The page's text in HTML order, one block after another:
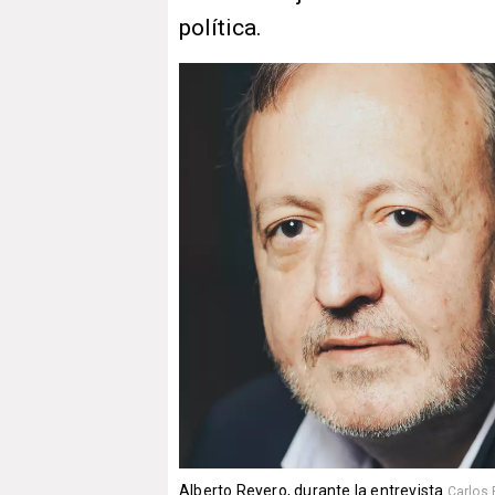
política.
Alberto Reyero, durante la entrevista